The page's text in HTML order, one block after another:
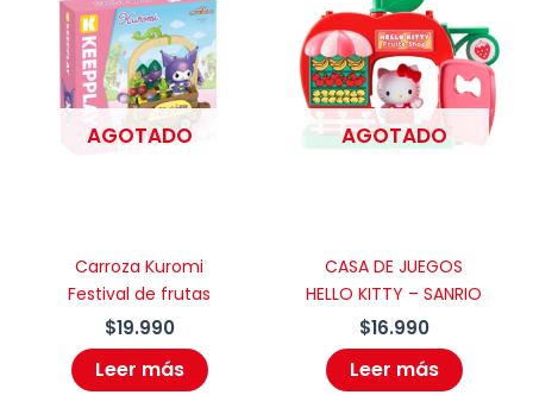
AGOTADO
Carroza Kuromi
Festival de frutas
$19.990
Leer más
AGOTADO
CASA DE JUEGOS
HELLO KITTY – SANRIO
$16.990
Leer más